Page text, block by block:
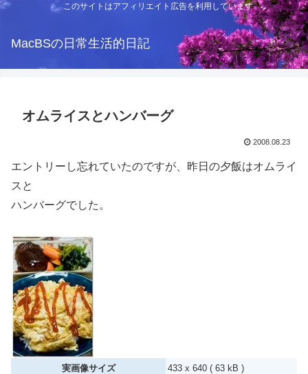
このサイトはアフィリエイト広告を利用しています
MacBSの日常生活的日記
オムライスとハンバーグ
2008.08.23
エントリーし忘れていたのですが、昨日の夕飯はオムライ
スと
ハンバーグでした。
実画像サイズ
433 x 640 ( 63 kB )